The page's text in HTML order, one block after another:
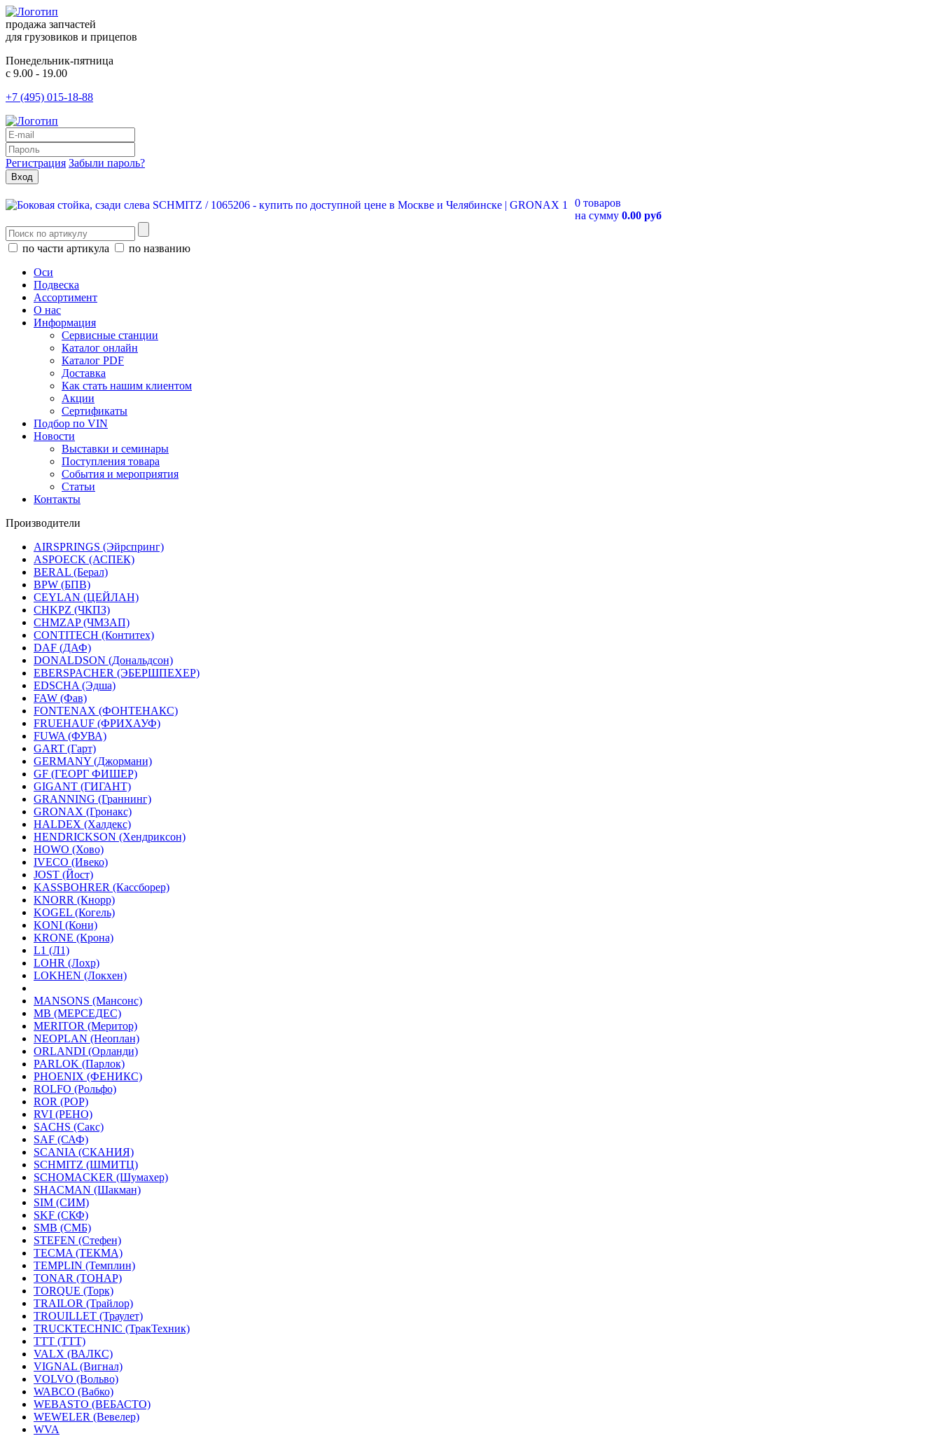
продажа запчастей
для грузовиков и прицепов
Понедельник-пятница
с 9.00 - 19.00
+7 (495) 015-18-88
Регистрация Забыли пароль?
0 товаров
на сумму 0.00 руб
по части артикула
по названию
Оси
Подвеска
Ассортимент
О нас
Информация
Сервисные станции
Каталог онлайн
Каталог PDF
Доставка
Как стать нашим клиентом
Акции
Сертификаты
Подбор по VIN
Новости
Выставки и семинары
Поступления товара
События и мероприятия
Статьи
Контакты
Производители
AIRSPRINGS (Эйрспринг)
ASPOECK (АСПЕК)
BERAL (Берал)
BPW (БПВ)
CEYLAN (ЦЕЙЛАН)
CHKPZ (ЧКПЗ)
CHMZAP (ЧМЗАП)
CONTITECH (Контитех)
DAF (ДАФ)
DONALDSON (Дональдсон)
EBERSPACHER (ЭБЕРШПЕХЕР)
EDSCHA (Эдша)
FAW (Фав)
FONTENAX (ФОНТЕНАКС)
FRUEHAUF (ФРИХАУФ)
FUWA (ФУВА)
GART (Гарт)
GERMANY (Джормани)
GF (ГЕОРГ ФИШЕР)
GIGANT (ГИГАНТ)
GRANNING (Граннинг)
GRONAX (Гронакс)
HALDEX (Халдекс)
HENDRICKSON (Хендриксон)
HOWO (Хово)
IVECO (Ивеко)
JOST (Йост)
KASSBOHRER (Касcборер)
KNORR (Кнорр)
KOGEL (Когель)
KONI (Кони)
KRONE (Крона)
L1 (Л1)
LOHR (Лохр)
LOKHEN (Локхен)
MANSONS (Мансонс)
MB (МЕРСЕДЕС)
MERITOR (Меритор)
NEOPLAN (Неоплан)
ORLANDI (Орланди)
PARLOK (Парлок)
PHOENIX (ФЕНИКС)
ROLFO (Рольфо)
ROR (РОР)
RVI (РЕНО)
SACHS (Сакс)
SAF (САФ)
SCANIA (СКАНИЯ)
SCHMITZ (ШМИТЦ)
SCHOMACKER (Шумахер)
SHACMAN (Шакман)
SIM (СИМ)
SKF (СКФ)
SMB (СМБ)
STEFEN (Стефен)
TECMA (ТЕКМА)
TEMPLIN (Темплин)
TONAR (ТОНАР)
TORQUE (Торк)
TRAILOR (Трайлор)
TROUILLET (Траулет)
TRUCKTECHNIC (ТракТехник)
TTT (ТТТ)
VALX (ВАЛКС)
VIGNAL (Вигнал)
VOLVO (Вольво)
WABCO (Вабко)
WEBASTO (ВЕБАСТО)
WEWELER (Вевелер)
WVA